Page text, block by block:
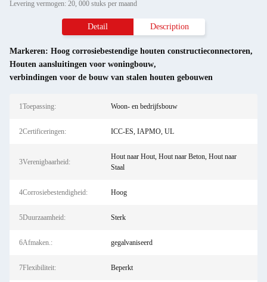
Levering vermogen: 20, 000 stuks per maand
Detail Description
Markeren: Hoog corrosiebestendige houten constructieconnectoren,
Houten aansluitingen voor woningbouw,
verbindingen voor de bouw van stalen houten gebouwen
1Toepassing: Woon- en bedrijfsbouw
2Certificeringen: ICC-ES, IAPMO, UL
3Verenigbaarheid:
Hout naar Hout, Hout naar Beton, Hout naar
Staal
4Corrosiebestendigheid: Hoog
5Duurzaamheid: Sterk
6Afmaken.: gegalvaniseerd
7Flexibiliteit: Beperkt